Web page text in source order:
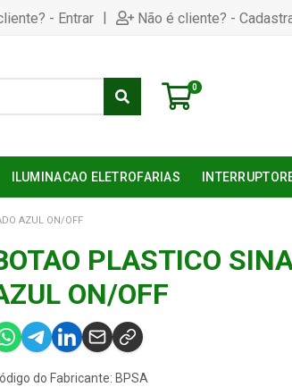
- Entrar | Não é cliente? -
0
ILUMINACAO ELETROFARIAS
AZUL ON/OFF
PLASTICO
ON/OFF
do Fabricante: BPSA